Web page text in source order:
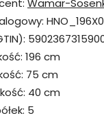
Wamar-
196 cm
75 cm
40 cm
5